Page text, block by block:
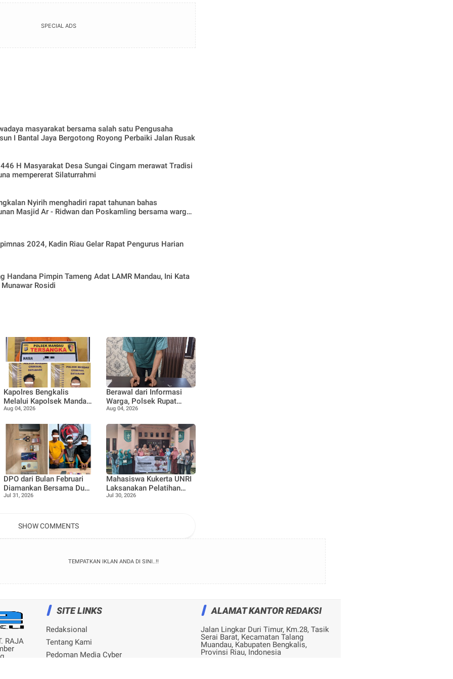
SPECIAL ADS
masyarakat bersama salah satu Pengusaha
I Bantal Jaya Bergotong Royong Perbaiki Jalan Rusak
H Masyarakat Desa Sungai Cingam merawat Tradisi
mempererat Silaturrahmi
Nyirih menghadiri rapat tahunan bahas
Masjid Ar - Ridwan dan Poskamling bersama warga
2024, Kadin Riau Gelar Rapat Pengurus Harian
Handana Pimpin Tameng Adat LAMR Mandau, Ini Kata
Rosidi
Kapolres Bengkalis
Melalui Kapolsek Mandau
Ungkap Kasus
di KTV VIP Duri, Tiga
Orang Diamankan
Aug 04, 2026
Berawal dari Informasi
Warga, Polsek Rupat
Ungkap Kasus Sabu dan
Aug 04, 2026
DPO dari Bulan Februari
Diamankan Bersama Dua
Rekan Lainnya Terkait
Jul 31, 2026
Mahasiswa Kukerta UNRI
Laksanakan Pelatihan
Pemanfaatan Minyak
Jul 30, 2026
SHOW COMMENTS
TEMPATKAN IKLAN ANDA DI SINI..!!
RAJA
SITE LINKS
Redaksional
Tentang Kami
Pedoman Media Cyber
ALAMAT KANTOR REDAKSI
Jalan Lingkar Duri Timur, Km.28, Tasik
Serai Barat, Kecamatan Talang
Muandau, Kabupaten Bengkalis,
Provinsi Riau, Indonesia